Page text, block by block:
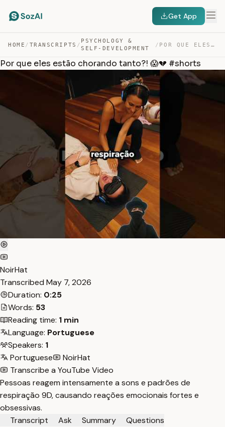
Get App
HOME / TRANSCRIPTS /
PSYCHOLOGY &
SELF-DEVELOPMENT
/ POR QUE ELES ESTÃO CHORANDO TANTO?! 😱💔 #SHORTS — TRANSCRIPT
Por que eles estão chorando tanto?! 😱💔 #shorts
NoirHat
Transcribed May 7, 2026
Duration: 0:25
Words: 53
Reading time: 1 min
Language: Portuguese
Speakers: 1
Portuguese
NoirHat
Transcribe a YouTube Video
Pessoas reagem intensamente a sons e padrões de
respiração 9D, causando reações emocionais fortes e
obsessivas.
Transcript
Ask Summary
Questions